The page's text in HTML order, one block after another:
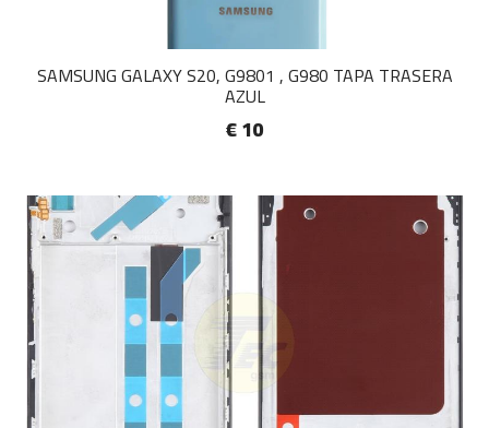
SAMSUNG GALAXY S20, G9801 , G980 TAPA TRASERA
AZUL
€ 10